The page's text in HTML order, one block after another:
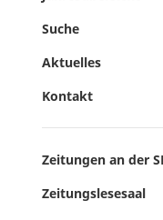
Suche
Aktuelles
Kontakt
Zeitungen an der
Zeitungslesesaal